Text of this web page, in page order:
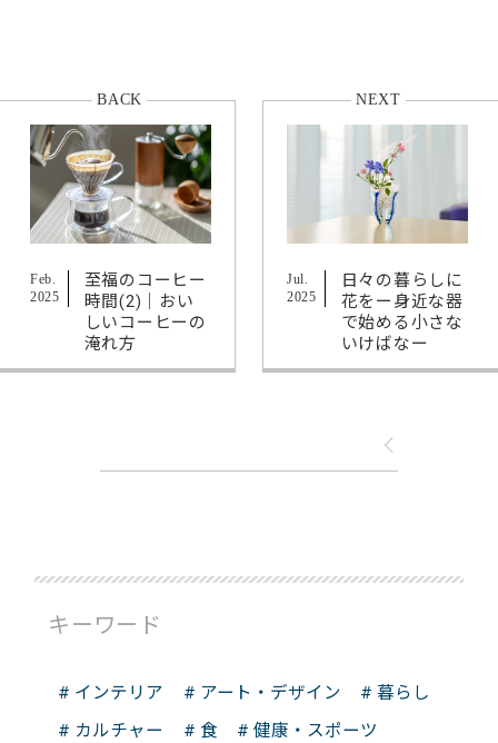
BACK
Feb.
2025
至福のコーヒー
時間(2)｜おい
しいコーヒーの
淹れ方
NEXT
Jul.
2025
日々の暮らしに
花をー身近な器
で始める小さな
いけばなー
キーワード
# インテリア # アート・デザイン
# 暮らし
# カルチャー
# 食
# 健康・スポーツ